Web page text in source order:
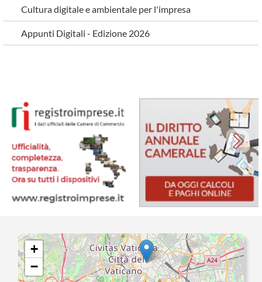
Cultura digitale e ambientale per l'impresa
Appunti Digitali - Edizione 2026
+
−